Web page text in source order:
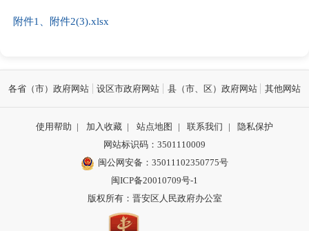
附件1、附件2(3).xlsx
各省（市）政府网站 设区市政府网站 县（市、区）政府网站 其他网站
使用帮助 | 加入收藏 | 站点地图 | 联系我们 |
隐私保护
网站标识码：3501110009
闽公网安备：35011102350775号
闽ICP备20010709号-1
版权所有：晋安区人民政府办公室